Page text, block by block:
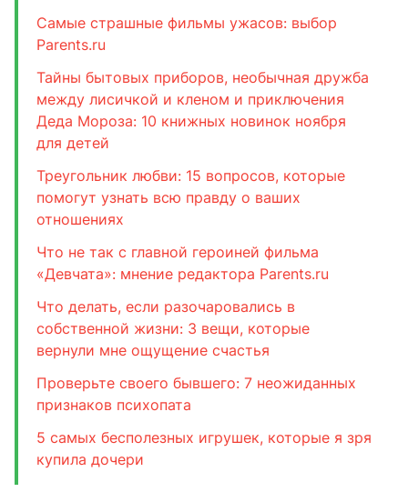
Самые страшные фильмы ужасов: выбор
Parents.ru
Тайны бытовых приборов, необычная дружба
между лисичкой и кленом и приключения
Деда Мороза: 10 книжных новинок ноября
для детей
Треугольник любви: 15 вопросов, которые
помогут узнать всю правду о ваших
отношениях
Что не так с главной героиней фильма
«Девчата»: мнение редактора Parents.ru
Что делать, если разочаровались в
собственной жизни: 3 вещи, которые
вернули мне ощущение счастья
Проверьте своего бывшего: 7 неожиданных
признаков психопата
5 самых бесполезных игрушек, которые я зря
купила дочери